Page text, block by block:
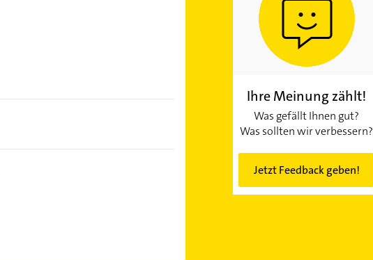
Ihre Meinung zählt!
Was gefällt Ihnen gut?
Was sollten wir verbessern?
Jetzt Feedback geben!